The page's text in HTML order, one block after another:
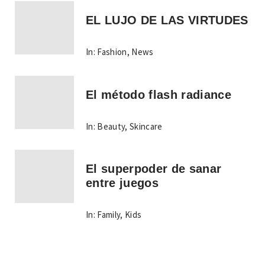
EL LUJO DE LAS VIRTUDES
In: Fashion, News
El método flash radiance
In: Beauty,Skincare
El superpoder de sanar
entre juegos
In: Family, Kids